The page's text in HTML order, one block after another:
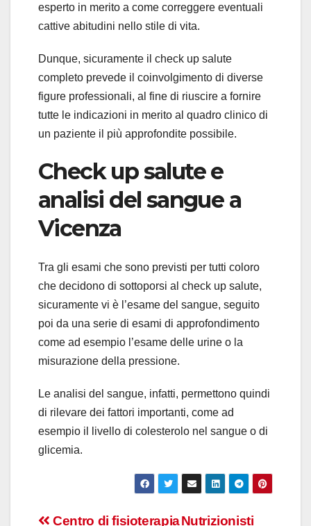
esperto in merito a come correggere eventuali
cattive abitudini nello stile di vita.
Dunque, sicuramente il check up salute
completo prevede il coinvolgimento di diverse
figure professionali, al fine di riuscire a fornire
tutte le indicazioni in merito al quadro clinico di
un paziente il più approfondite possibile.
Check up salute e
analisi del sangue a
Vicenza
Tra gli esami che sono previsti per tutti coloro
che decidono di sottoporsi al check up salute,
sicuramente vi è l’esame del sangue, seguito
poi da una serie di esami di approfondimento
come ad esempio l’esame delle urine o la
misurazione della pressione.
Le analisi del sangue, infatti, permettono quindi
di rilevare dei fattori importanti, come ad
esempio il livello di colesterolo nel sangue o di
glicemia.
Nutrizionisti
Centro di fisioterapia